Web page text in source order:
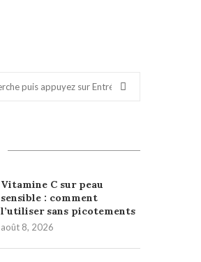
Vitamine C sur peau
sensible : comment
l’utiliser sans picotements
août 8, 2026